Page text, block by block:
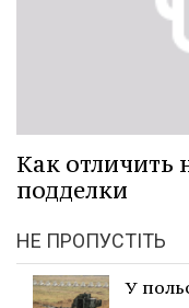
Как отличить
подделки
НЕ ПРОПУСТІТЬ
У